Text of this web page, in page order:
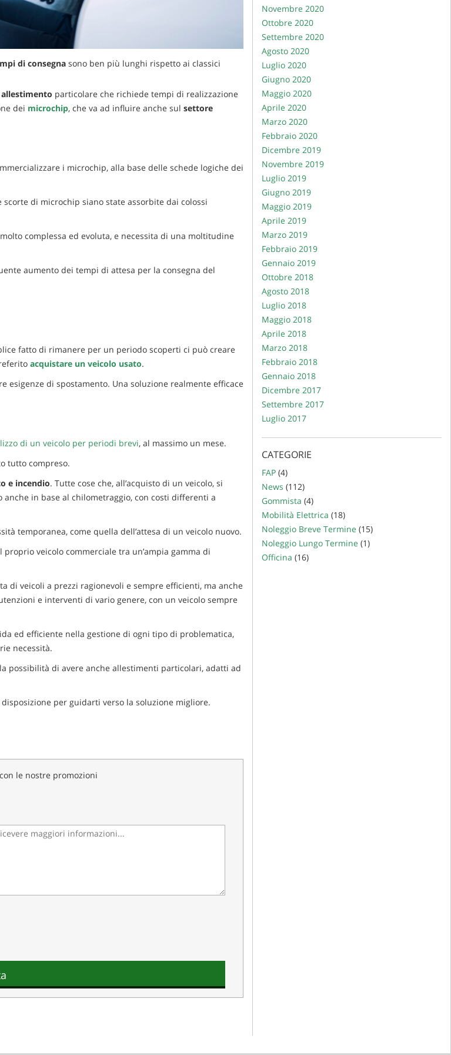
di consegna sono ben più lunghi rispetto ai classici
allestimento particolare che richiede tempi di realizzazione
dei microchip, che va ad influire anche sul settore
i microchip, alla base delle schede logiche dei
di microchip siano state assorbite dai colossi
complessa ed evoluta, e necessita di una moltitudine
aumento dei tempi di attesa per la consegna del
fatto di rimanere per un periodo scoperti ci può creare
acquistare un veicolo usato.
esigenze di spostamento. Una soluzione realmente efficace
di un veicolo per periodi brevi, al massimo un mese.
tutto compreso.
e incendio. Tutte cose che, all’acquisto di un veicolo, si
in base al chilometraggio, con costi differenti a
temporanea, come quella dell’attesa di un veicolo nuovo.
veicolo commerciale tra un’ampia gamma di
di veicoli a prezzi ragionevoli e sempre efficienti, ma anche
e interventi di vario genere, con un veicolo sempre
ed efficiente nella gestione di ogni tipo di problematica,
necessità.
possibilità di avere anche allestimenti particolari, adatti ad
per guidarti verso la soluzione migliore.
le nostre promozioni
Novembre 2020
Ottobre 2020
Settembre 2020
Agosto 2020
Luglio 2020
Giugno 2020
Maggio 2020
Aprile 2020
Marzo 2020
Febbraio 2020
Dicembre 2019
Novembre 2019
Luglio 2019
Giugno 2019
Maggio 2019
Aprile 2019
Marzo 2019
Febbraio 2019
Gennaio 2019
Ottobre 2018
Agosto 2018
Luglio 2018
Maggio 2018
Aprile 2018
Marzo 2018
Febbraio 2018
Gennaio 2018
Dicembre 2017
Settembre 2017
Luglio 2017
CATEGORIE
FAP (4)
News (112)
Gommista (4)
Mobilità Elettrica (18)
Noleggio Breve Termine (15)
Noleggio Lungo Termine (1)
Officina (16)